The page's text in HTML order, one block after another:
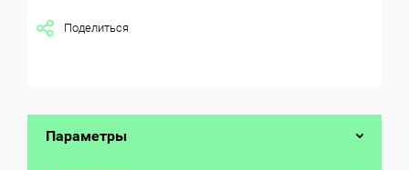
Поделиться
Параметры